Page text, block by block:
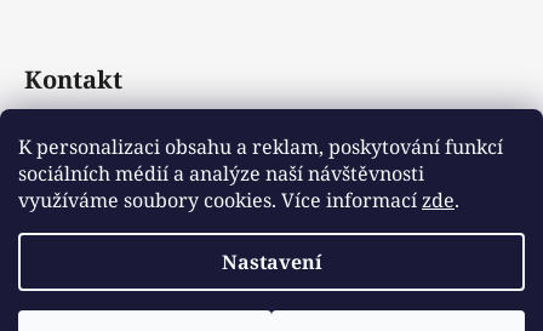
K personalizaci obsahu a reklam, poskytování funkcí
sociálních médií a analýze naší návštěvnosti
využíváme soubory cookies. Více informacízde.
Nastavení
Kontakt
info@emotys.cz
+421903231812
Vytvořil Shoptet